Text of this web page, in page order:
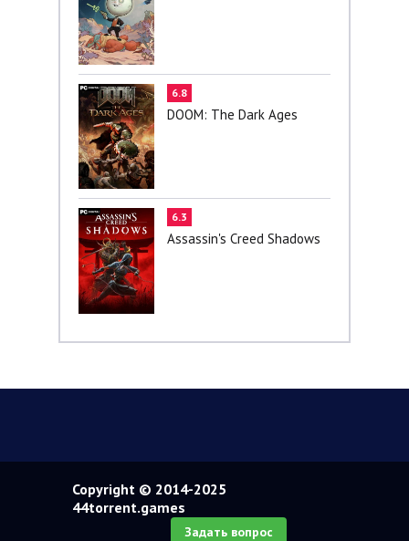
6.8
DOOM: The Dark Ages
6.3
Assassin's Creed Shadows
Copyright © 2014-2025
44torrent.games
Задать вопрос